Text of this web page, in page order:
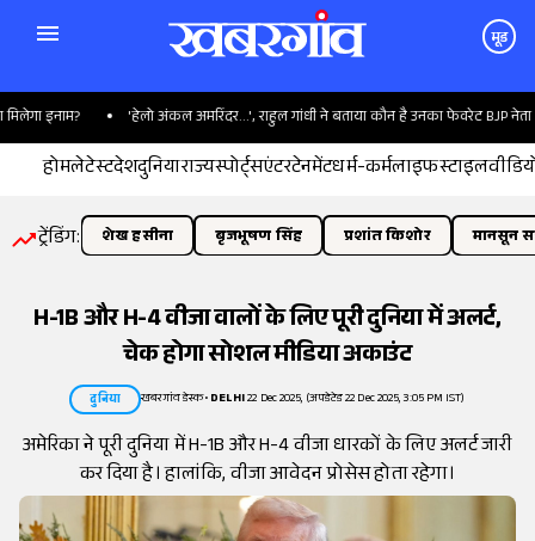
मूड
इनाम? 'हेलो अंकल अमरिंदर...', राहुल गांधी ने बताया कौन है उनका फेवरेट BJP नेता
होमलेटेस्टदेशदुनियाराज्यस्पोर्ट्सएंटरटेनमेंटधर्म-कर्मलाइफस्टाइल
ट्रेंडिंग: शेख हसीना बृजभूषण सिंह प्रशांत किशोर मानसून
H-1B और H-4 वीजा वालों के लिए पूरी दुनिया में अलर्ट,
चेक होगा सोशल मीडिया अकाउंट
दुनिया खबरगांव डेस्क•DELHI22 Dec 2025, (अपडेटेड 22 Dec 2025, 3:05 PM IST)
अमेरिका ने पूरी दुनिया में H-1B और H-4 वीजा धारकों के लिए अलर्ट जारी
कर दिया है। हालांकि, वीजा आवेदन प्रोसेस होता रहेगा।